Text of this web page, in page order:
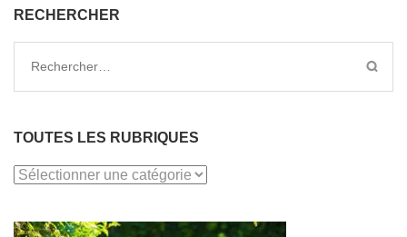
RECHERCHER
Rechercher :
TOUTES LES RUBRIQUES
TOUTES
RUBRIQUES